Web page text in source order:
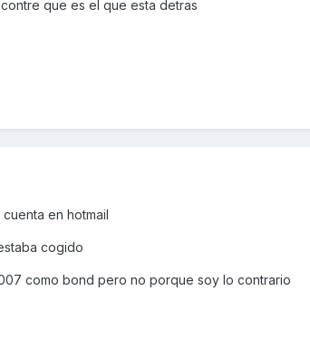
que es el que esta detras
en hotmail
cogido
como bond pero no porque soy lo contrario